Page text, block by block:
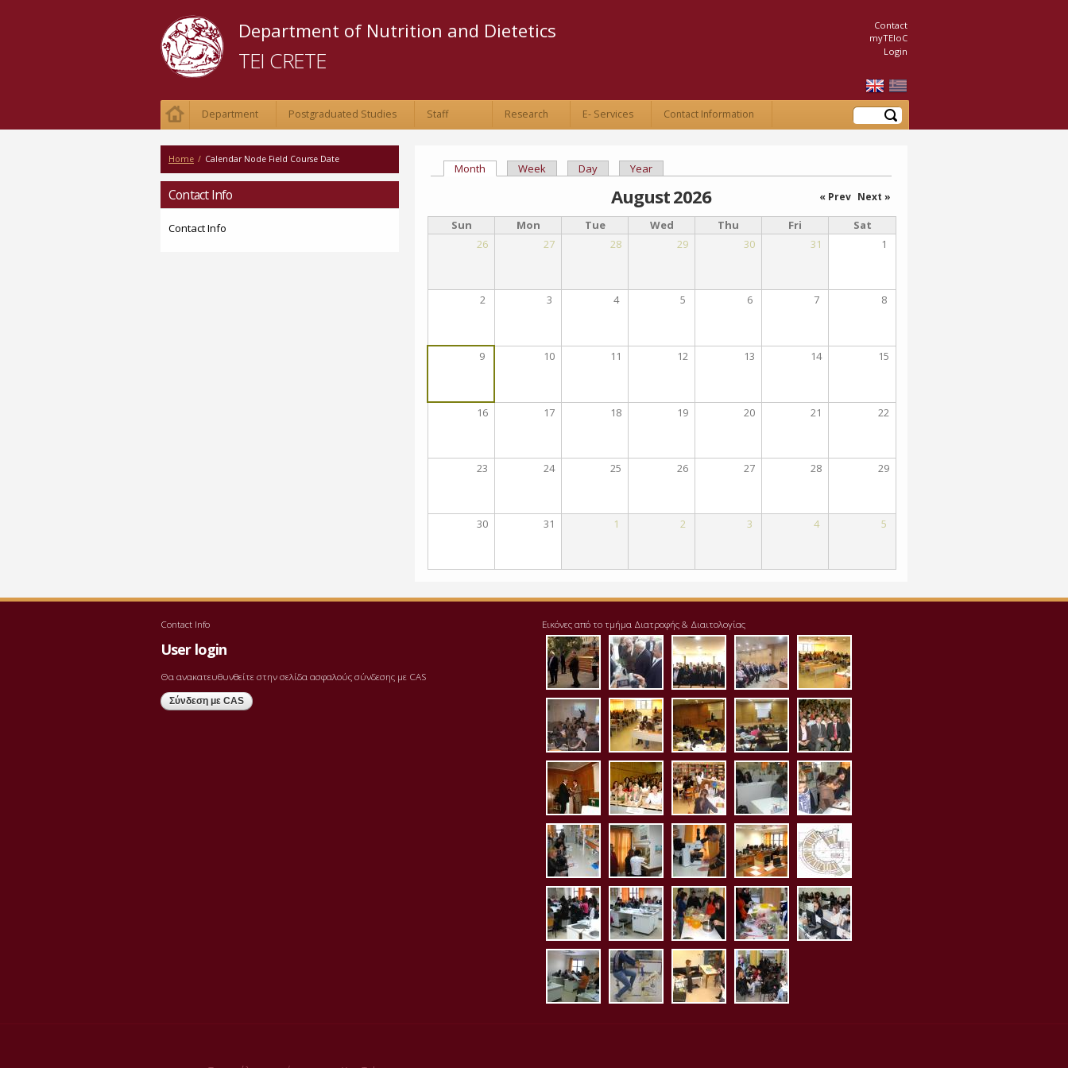
main
content
Department of Nutrition and Dietetics
TEI CRETE
Contact
myTEIoC
Login
Department Postgraduated Studies Staff Research E- Services Contact Information Search
Home / Calendar Node Field Course Date
Contact Info
Contact Info
Primary tabs
Month (active tab)
Week Day Year
August 2026 « Prev Next »
Sun Mon Tue Wed Thu Fri
Sat
26
27 28 29 30 31 1
2 3 4 5 6 7 8
9 10 11 12 13 14 15
16 17 18 19 20 21 22
23 24 25 26 27 28 29
30 31 1 2 3 4 5
Contact Info
User login
Θα ανακατευθυνθείτε στην σελίδα ασφαλούς σύνδεσης με CAS
Εικόνες από το τμήμα Διατροφής & Διαιτολογίας
pd111-1.jpgimg_20171125_123642.jpg
president_tei_1.jpg
img_20171125_124007-
1024x768.jpg
aithousa1.jpg
aithousa2.jpg
aithousa3.jpg
aithousa4.jpg
aithousa5.jpgaithousa6.jpg
aithousa7.jpg
aithousa8.jpg
bibliothiki1.jpg
erg_ximias1.jpg
erg_mikrobiologias1.jpg
erg_mikrobiologias2.jpg
erg_mikrobiologias3.jpg
erg_mikrobiologias4.jpg
erg_pliroforikis.jpg
erg_bioximia1.jpg
erg_bioximia2.jpg
erg_bromotologia2.jpg
erg_bromotologia.jpg
erg_diaitologias1.jpg
erg_diaitologias2.jpg
erg_ergometrias1.jpg
erg_ergometrias2.jpg
koinoi_xori1.jpg